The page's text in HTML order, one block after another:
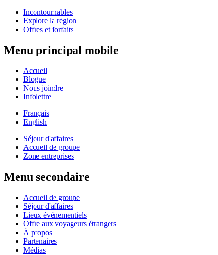
Incontournables
Explore la région
Offres et forfaits
Menu principal mobile
Accueil
Blogue
Nous joindre
Infolettre
Français
English
Séjour d'affaires
Accueil de groupe
Zone entreprises
Menu secondaire
Accueil de groupe
Séjour d'affaires
Lieux événementiels
Offre aux voyageurs étrangers
À propos
Partenaires
Médias